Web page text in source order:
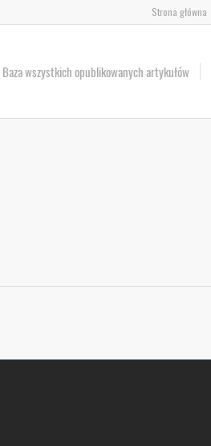
Strona główna
Baza wszystkich opublikowanych artykułów